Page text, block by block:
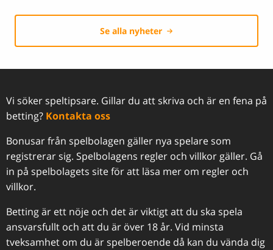
Se alla nyheter
Vi söker speltipsare. Gillar du att skriva och är en fena på
betting? Kontakta oss
Bonusar från spelbolagen gäller nya spelare som
registrerar sig. Spelbolagens regler och villkor gäller. Gå
in på spelbolagets site för att läsa mer om regler och
villkor.
Betting är ett nöje och det är viktigt att du ska spela
ansvarsfullt och att du är över 18 år. Vid minsta
tveksamhet om du är spelberoende då kan du vända dig